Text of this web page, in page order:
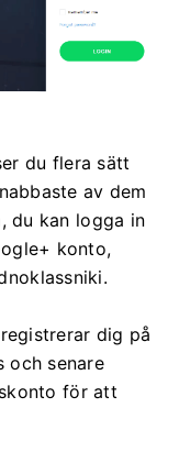
du flera sätt
av dem
du kan logga in
konto,
dig på
och senare
för att